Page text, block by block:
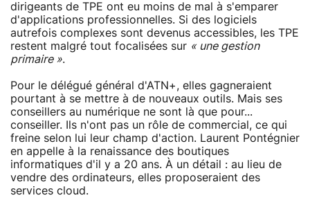
dirigeants de TPE ont eu moins de mal à s'emparer
d'applications professionnelles. Si des logiciels
autrefois complexes sont devenus accessibles, les TPE
restent malgré tout focalisées sur « une gestion
primaire ».
Pour le délégué général d'ATN+, elles gagneraient
pourtant à se mettre à de nouveaux outils. Mais ses
conseillers au numérique ne sont là que pour...
conseiller. Ils n'ont pas un rôle de commercial, ce qui
freine selon lui leur champ d'action. Laurent Pontégnier
en appelle à la renaissance des boutiques
informatiques d'il y a 20 ans. À un détail : au lieu de
vendre des ordinateurs, elles proposeraient des
services cloud.